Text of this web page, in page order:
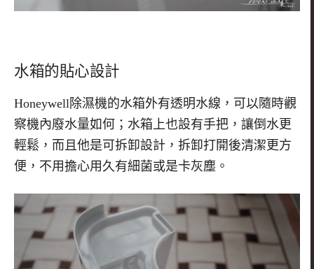
水箱的貼心設計
Honeywell除濕機的水箱外有透明水線，可以隨時觀
察機內廢水量如何；水箱上也設有手把，讓倒水更
輕鬆，而且他是可拆卸設計，拆卸打開後清潔更方
便，不用擔心用久有細菌或是卡灰塵。